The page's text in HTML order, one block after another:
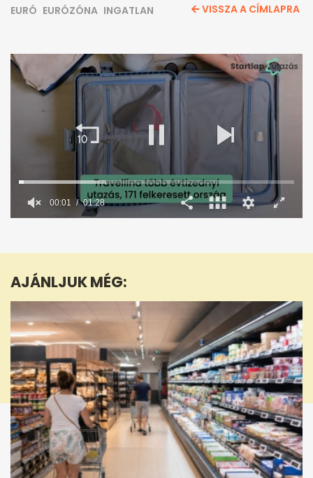
EURÓ EURÓZÓNA INGATLAN VISSZA A CÍMLAPRA
1
28
seconds
AJÁNLJUK MÉG: